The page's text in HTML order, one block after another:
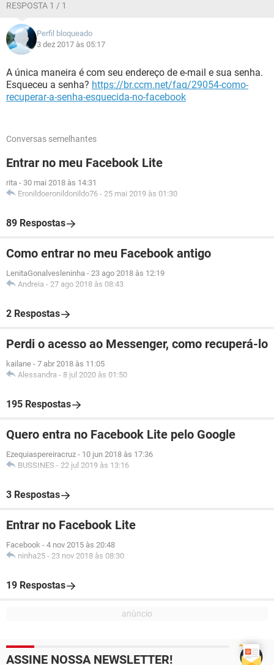
RESPOSTA 1 / 1
Perfil bloqueado
3 dez 2017 às 05:17
A única maneira é com seu endereço de e-mail e sua senha.
Esqueceu a senha? https://br.ccm.net/faq/29054-como-
recuperar-a-senha-esquecida-no-facebook
Conversas semelhantes
Entrar no meu Facebook Lite
rita - 30 mai 2018 às 14:31
Eronildoeronildonildo76 - 25 mai 2019 às 01:30
89 Respostas
Como entrar no meu Facebook antigo
LenitaGonalvesleninha - 23 ago 2018 às 12:19
Andreia - 27 ago 2018 às 08:43
2 Respostas
Perdi o acesso ao Messenger, como recuperá-lo
kailane - 7 abr 2018 às 11:05
Alessandra - 8 jul 2020 às 01:50
195 Respostas
Quero entra no Facebook Lite pelo Google
Ezequiaspereiracruz - 10 jun 2018 às 17:36
BUSSINES - 22 jul 2019 às 13:16
3 Respostas
Entrar no Facebook Lite
Facebook - 4 nov 2015 às 20:48
ninha25 - 23 nov 2018 às 08:30
19 Respostas
ASSINE NOSSA NEWSLETTER!